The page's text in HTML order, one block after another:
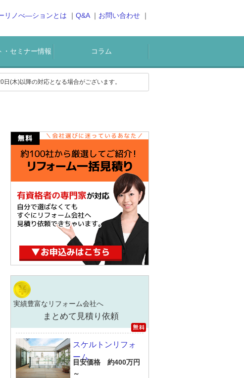
リノべ―ションとは Q&A お問い合わせ
・セミナー情報 コラム
(木)以降の対応となる場合がございます。
実績豊富なリフォーム会社へ
まとめて見積り依頼
スケルトンリフォ
ーム
目安価格 約400万円
～